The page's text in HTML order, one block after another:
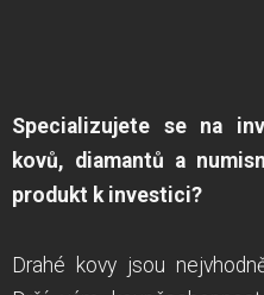
Specializujete se na
kovů, diamantů a
produkt k investici?
Drahé kovy jsou